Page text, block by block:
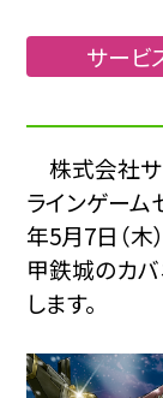
サービ
株式会社サ
ラインゲーム
年5月7日（木
甲鉄城のカバ
します。